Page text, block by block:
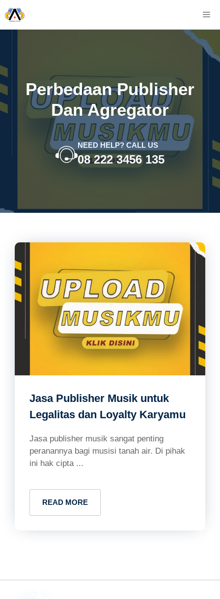
Skip
to
content
Perbedaan Publisher
Dan Agregator
NEED HELP? CALL US
08 222 3456 135
Jasa Publisher Musik untuk
Legalitas dan Loyalty Karyamu
Jasa publisher musik sangat penting
peranannya bagi musisi tanah air. Di pihak
ini hak cipta ...
READ MORE